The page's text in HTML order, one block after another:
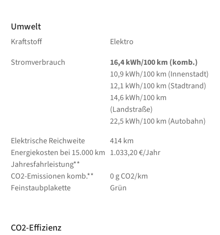
Umwelt
Kraftstoff
Elektro
Stromverbrauch
16,4 kWh/100 km (komb.)
10,9 kWh/100 km (Innenstadt)
12,1 kWh/100 km (Stadtrand)
14,6 kWh/100 km
(Landstraße)
22,5 kWh/100 km (Autobahn)
Elektrische Reichweite
414 km
Energiekosten bei 15.000 km
Jahresfahrleistung**
1.033,20 €/Jahr
CO2-Emissionen komb.**
0 g CO2/km
Feinstaubplakette
Grün
CO2-Effizienz